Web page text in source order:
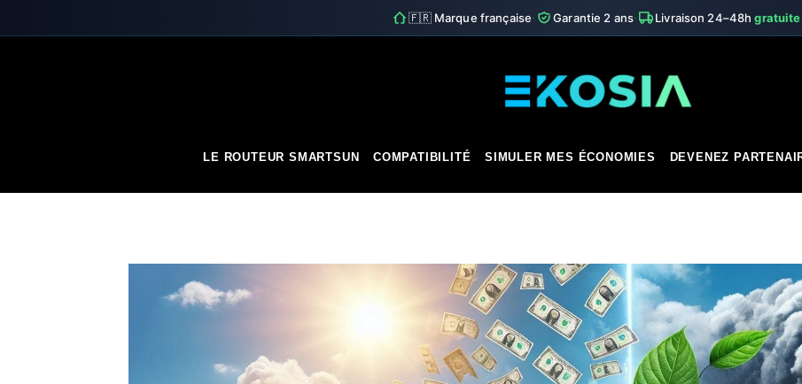
🇫🇷 Marque française· Garantie 2 ans· Livraison 24–48hgratuite
LE ROUTEUR SMARTSUN COMPATIBILITÉ SIMULER MES ÉCONOMIES DEVENEZ